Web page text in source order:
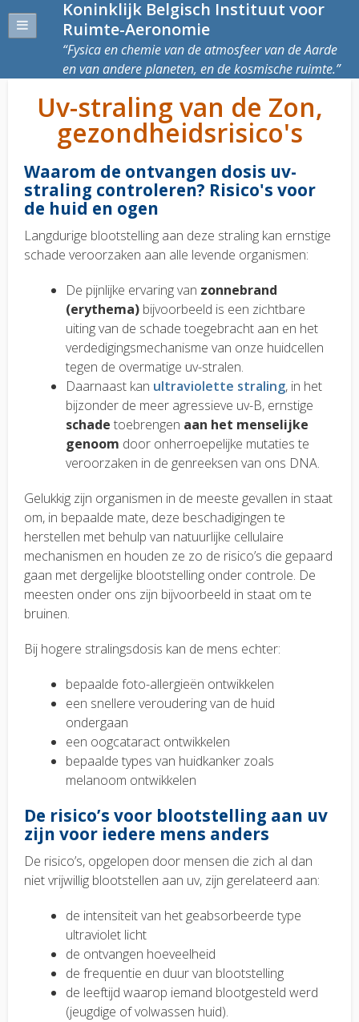
Koninklijk Belgisch Instituut voor
Ruimte-Aeronomie
Fysica en chemie van de atmosfeer van de Aarde
en van andere planeten, en de kosmische ruimte.
Uv-straling van de Zon,
gezondheidsrisico's
Waarom de ontvangen dosis uv-
straling controleren? Risico's voor
de huid en ogen
Langdurige blootstelling aan deze straling kan ernstige
schade veroorzaken aan alle levende organismen:
De pijnlijke ervaring van zonnebrand
(erythema) bijvoorbeeld is een zichtbare
uiting van de schade toegebracht aan en het
verdedigingsmechanisme van onze huidcellen
tegen de overmatige uv-stralen.
Daarnaast kan ultraviolette straling, in het
bijzonder de meer agressieve uv-B, ernstige
schade toebrengen aan het menselijke
genoom door onherroepelijke mutaties te
veroorzaken in de genreeksen van ons DNA.
Gelukkig zijn organismen in de meeste gevallen in staat
om, in bepaalde mate, deze beschadigingen te
herstellen met behulp van natuurlijke cellulaire
mechanismen en houden ze zo de risico’s die gepaard
gaan met dergelijke blootstelling onder controle. De
meesten onder ons zijn bijvoorbeeld in staat om te
bruinen.
Bij hogere stralingsdosis kan de mens echter:
bepaalde foto-allergieën ontwikkelen
een snellere veroudering van de huid
ondergaan
een oogcataract ontwikkelen
bepaalde types van huidkanker zoals
melanoom ontwikkelen
De risico’s voor blootstelling aan uv
zijn voor iedere mens anders
De risico’s, opgelopen door mensen die zich al dan
niet vrijwillig blootstellen aan uv, zijn gerelateerd aan:
de intensiteit van het geabsorbeerde type
ultraviolet licht
de ontvangen hoeveelheid
de frequentie en duur van blootstelling
de leeftijd waarop iemand blootgesteld werd
(jeugdige of volwassen huid).